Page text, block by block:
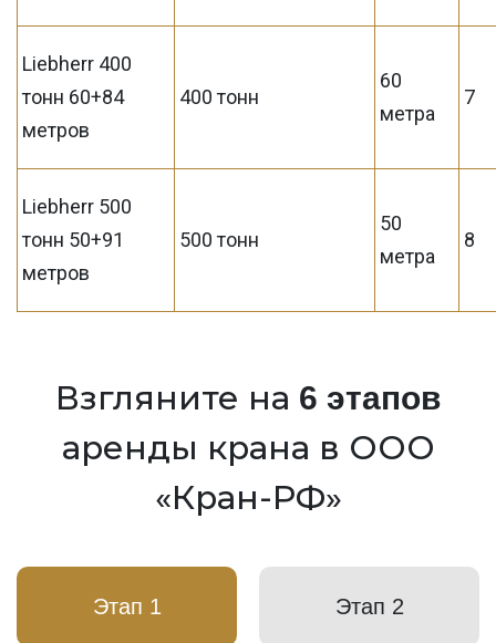
Liebherr 400
тонн 60+84
метров
400 тонн
60
метра
7
Liebherr 500
тонн 50+91
метров
500 тонн
50
метра
8
Взгляните на 6 этапов
аренды крана в ООО
«Кран-РФ»
Этап 1 Этап 2